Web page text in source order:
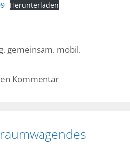
Herunterladen
, gemeinsam, mobil,
Kommentar